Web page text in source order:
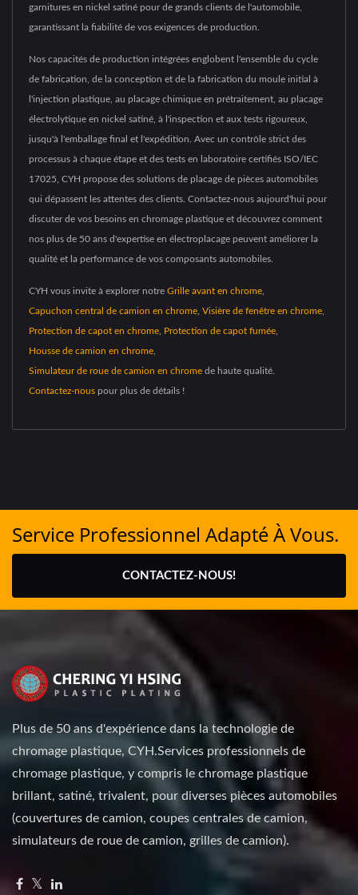
garnitures en nickel satiné pour de grands clients de l'automobile,
garantissant la fiabilité de vos exigences de production.
Nos capacités de production intégrées englobent l'ensemble du cycle
de fabrication, de la conception et de la fabrication du moule initial à
l'injection plastique, au placage chimique en prétraitement, au placage
électrolytique en nickel satiné, à l'inspection et aux tests rigoureux,
jusqu'à l'emballage final et l'expédition. Avec un contrôle strict des
processus à chaque étape et des tests en laboratoire certifiés ISO/IEC
17025, CYH propose des solutions de placage de pièces automobiles
qui dépassent les attentes des clients. Contactez-nous aujourd'hui pour
discuter de vos besoins en chromage plastique et découvrez comment
nos plus de 50 ans d'expertise en électroplacage peuvent améliorer la
qualité et la performance de vos composants automobiles.
CYH vous invite à explorer notre Grille avant en chrome
Capuchon central de camion en chrome Visière de fenêtre en chrome
Protection de capot en chrome Protection de capot fumée
Housse de camion en chrome
Simulateur de roue de camion en chrome de haute qualité.
Contactez-nous pour plus de détails !
Service Professionnel Adapté À Vous.
CONTACTEZ-NOUS!
Plus de 50 ans d'expérience dans la technologie de
chromage plastique, CYH.Services professionnels de
chromage plastique, y compris le chromage plastique
brillant, satiné, trivalent, pour diverses pièces automobiles
(couvertures de camion, coupes centrales de camion,
simulateurs de roue de camion, grilles de camion).